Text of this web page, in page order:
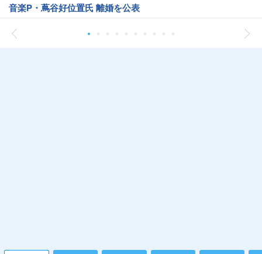
音楽P・蔦谷好位置氏 離婚を公表